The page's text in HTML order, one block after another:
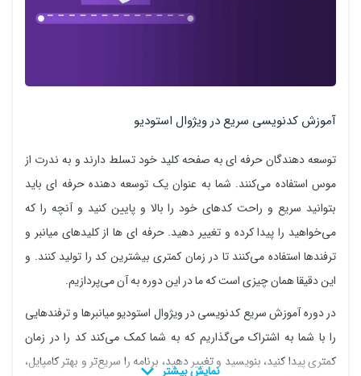
آموزش کدنویسی سریع در ویژوال استودیو
توسعه دهندگان حرفه ای به صفحه کلید خود تسلط دارند و به ندرت از
موس استفاده می‌کنند. شما به عنوان یک توسعه دهنده حرفه ای باید
بتوانید سریع و راحت کدهای خود را بالا و پایین کنید و آنچه را که
می‌خواهید را پیدا کرده و تغییر دهید. حرفه ای ها از کلیدهای میانبر و
ترفندها استفاده می‌کنند تا در زمان کمتری بیشترین کد را تولید کنند. و
این دقیقا همان چیزی است که ما در این دوره به آن می‌پردازیم.
در دوره آموزش سریع کدنویسی در ویژوال استودیو میانبرها و ترفندهایی
را با شما به اشتراک می‌گذاریم که به شما کمک می‌کند کد را در زمان
کمتری پیدا کنید، بنویسید و تغییر دهید، برنامه را سریع‌تر و بهتر کامپایل،